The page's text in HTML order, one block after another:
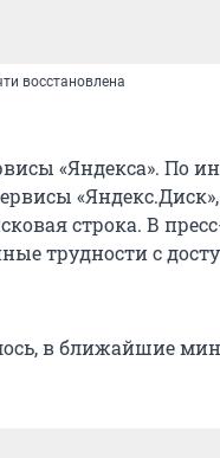
восстановлена
«Яндекса». По
строка. В
трудности с
в ближайшие